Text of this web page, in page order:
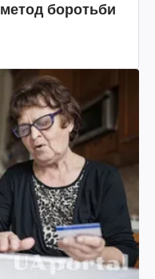
боротьби